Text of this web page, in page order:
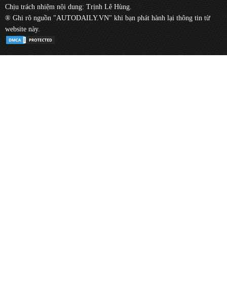
Chịu trách nhiệm nội dung: Trịnh Lê Hùng.
® Ghi rõ nguồn "AUTODAILY.VN" khi bạn phát hành lại thông tin từ
website này.